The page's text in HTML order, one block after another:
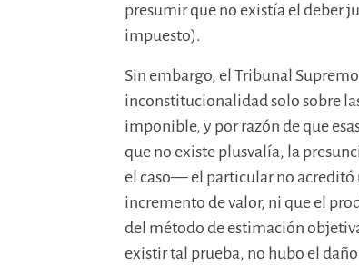
presumir que no existía el deber
impuesto).
Sin embargo, el Tribunal
inconstitucionalidad solo sobre
imponible, y por razón de que
que no existe plusvalía, la
el caso— el particular no acreditó
incremento de valor, ni que el
del método de estimación
existir tal prueba, no hubo el